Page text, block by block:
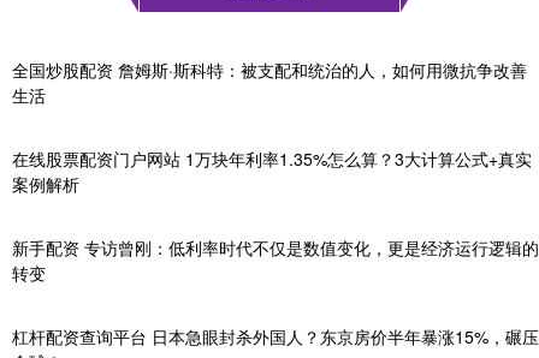
全国炒股配资 詹姆斯·斯科特：被支配和统治的人，如何用微抗争改善
生活
在线股票配资门户网站 1万块年利率1.35%怎么算？3大计算公式+真实
案例解析
新手配资 专访曾刚：低利率时代不仅是数值变化，更是经济运行逻辑的
转变
杠杆配资查询平台 日本急眼封杀外国人？东京房价半年暴涨15%，碾压